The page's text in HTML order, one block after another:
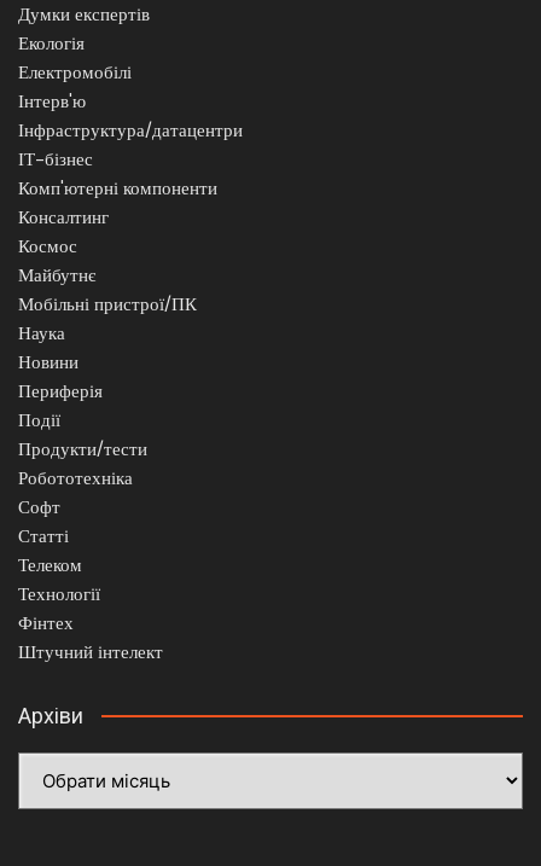
Думки експертів
Екологія
Електромобілі
Інтерв'ю
Інфраструктура/датацентри
ІТ-бізнес
Комп'ютерні компоненти
Консалтинг
Космос
Майбутнє
Мобільні пристрої/ПК
Наука
Новини
Периферія
Події
Продукти/тести
Робототехніка
Софт
Статті
Телеком
Технології
Фінтех
Штучний інтелект
Архіви